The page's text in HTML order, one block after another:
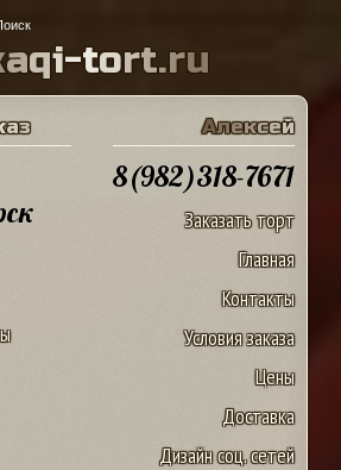
aqi-tort.ru
аз Алексей
8(982)318-7671
Заказать торт
Главная
Контакты
Условия заказа
Цены
Доставка
Дизайн соц. сетей